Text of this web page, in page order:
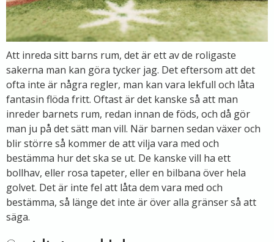
Att inreda sitt barns rum, det är ett av de roligaste
sakerna man kan göra tycker jag. Det eftersom att det
ofta inte är några regler, man kan vara lekfull och låta
fantasin flöda fritt. Oftast är det kanske så att man
inreder barnets rum, redan innan de föds, och då gör
man ju på det sätt man vill. När barnen sedan växer och
blir större så kommer de att vilja vara med och
bestämma hur det ska se ut. De kanske vill ha ett
bollhav, eller rosa tapeter, eller en bilbana över hela
golvet. Det är inte fel att låta dem vara med och
bestämma, så länge det inte är över alla gränser så att
säga.